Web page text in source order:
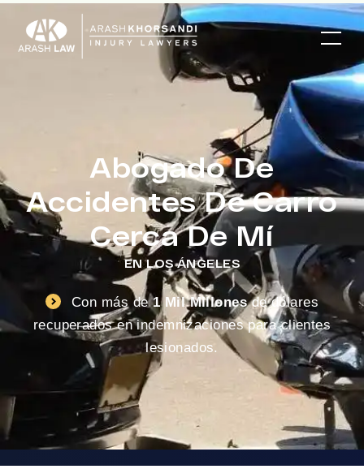
Abogado De
Accidentes De Carro
Cerca De Mí
EN LOS ÁNGELES
Con más de1 Mil Millonesde dólares
recuperados en indemnizaciones para clientes
lesionados.